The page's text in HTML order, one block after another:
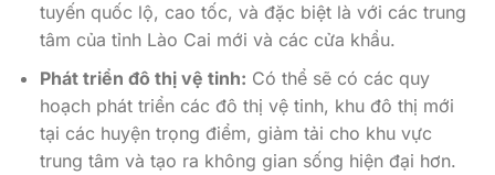
tuyến quốc lộ, cao tốc, và đặc biệt là với các trung
tâm của tỉnh Lào Cai mới và các cửa khẩu.
Phát triển đô thị vệ tinh: Có thể sẽ có các quy
hoạch phát triển các đô thị vệ tinh, khu đô thị mới
tại các huyện trọng điểm, giảm tải cho khu vực
trung tâm và tạo ra không gian sống hiện đại hơn.